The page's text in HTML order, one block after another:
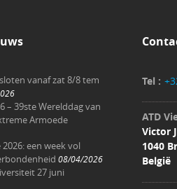
vanaf zat 8/8 tem
– 39ste Werelddag van
Armoede
een week vol
08/04/2026
27 juni
Tel :
ATD
Victor
1040
België